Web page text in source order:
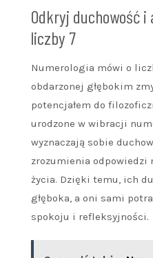
Odkryj duchowość
liczby 7
Numerologia mówi o
obdarzonej głębokim
potencjałem do
urodzone w wibracji
wyznaczają sobie
zrozumienia odpowiedzi
życia. Dzięki temu, ich
głęboka, a oni sami
spokoju i refleksyjności.